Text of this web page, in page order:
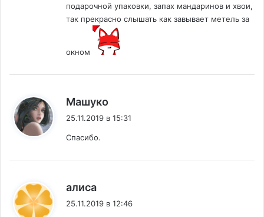
подарочной упаковки, запах мандаринов и хвои,
так прекрасно слышать как завывает метель за
окном
Машуко
25.11.2019 в 15:31
Спасибо.
алиса
25.11.2019 в 12:46